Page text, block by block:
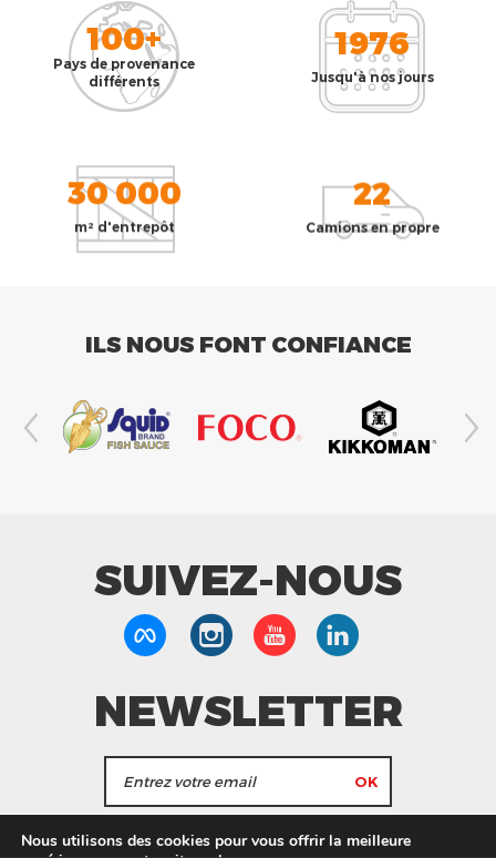
100+
Pays de provenance
différents
1976
Jusqu'à nos jours
30 000
m² d'entrepôt
22
Camions en propre
ILS NOUS FONT CONFIANCE
SUIVEZ-NOUS
NEWSLETTER
J'accepte de recevoir les actualités et les
Nous utilisons des cookies pour vous offrir la meilleure